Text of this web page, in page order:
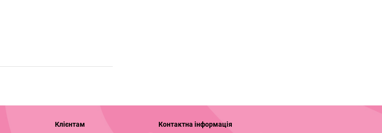
Клієнтам Контактна інформація